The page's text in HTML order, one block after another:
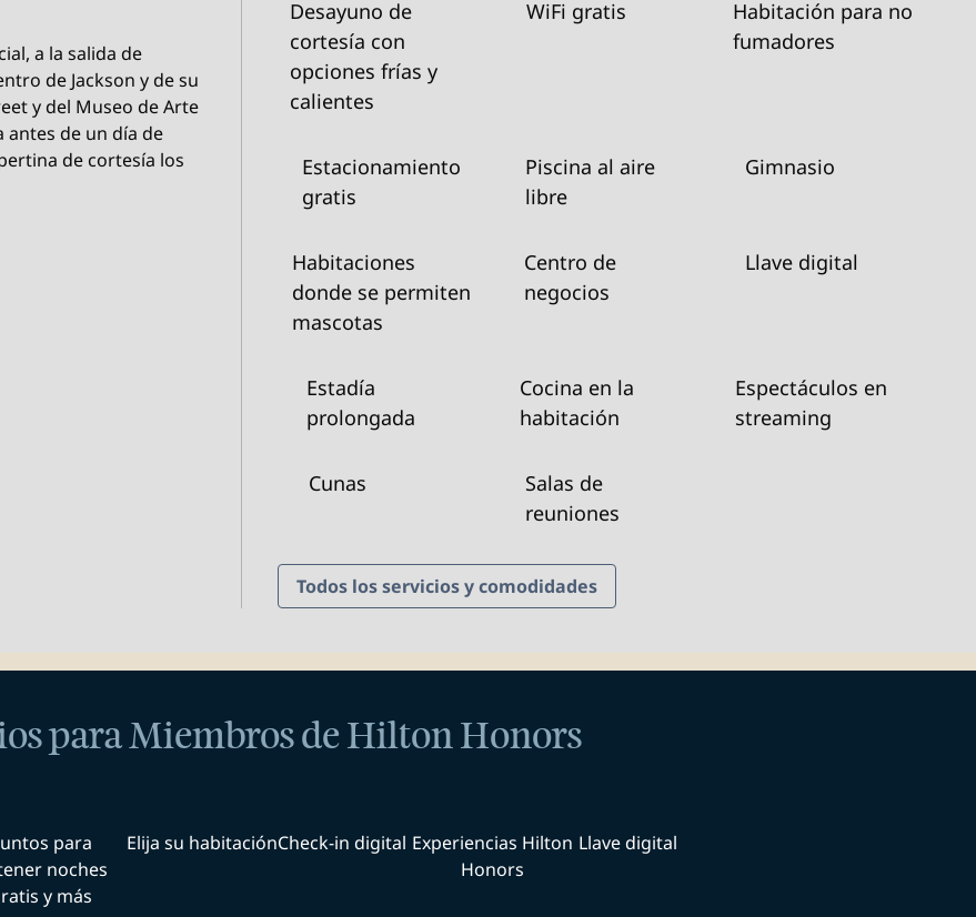
a la salida de
de Jackson y de su
y del Museo de Arte
antes de un día de
de cortesía los
Desayuno de
cortesía con
opciones frías y
calientes
WiFi gratis
Habitación para no
fumadores
Estacionamiento
gratis
Piscina al aire
libre
Gimnasio
Habitaciones
donde se permiten
mascotas
Centro de
negocios
Llave digital
Estadía
prolongada
Cocina en la
habitación
Espectáculos en
streaming
Cunas
Salas de
reuniones
Todos los servicios y comodidades
para Miembros de Hilton Honors
para
noches
y más
Elija su habitaciónCheck-in digital Experiencias Hilton
Honors
Llave digital